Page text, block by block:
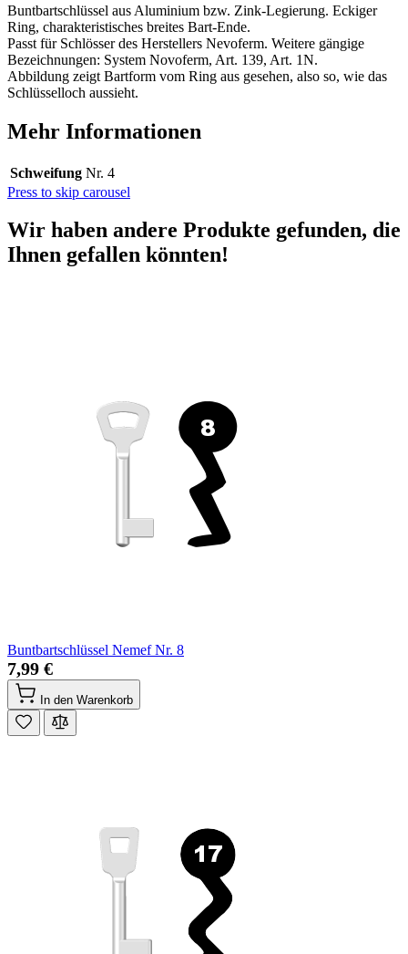
Buntbartschlüssel aus Aluminium bzw. Zink-Legierung. Eckiger
Ring, charakteristisches breites Bart-Ende.
Passt für Schlösser des Herstellers Nevoferm. Weitere gängige
Bezeichnungen: System Novoferm, Art. 139, Art. 1N.
Abbildung zeigt Bartform vom Ring aus gesehen, also so, wie das
Schlüsselloch aussieht.
Mehr Informationen
Schweifung Nr. 4
Press to skip carousel
Wir haben andere Produkte gefunden, die
Ihnen gefallen könnten!
Buntbartschlüssel Nemef Nr. 8
7,99 €
In den Warenkorb